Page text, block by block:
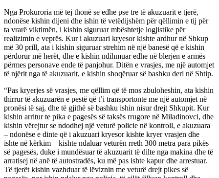
Nga Prokuroria më tej thonë se edhe pse tre të akuzuarit e tjerë,
ndonëse kishin dijeni dhe ishin të vetëdijshëm për qëllimin e tij për
ta vrarë viktimën, i kishin siguruar mbështetje logjistike për
realizimin e veprës. Kur i akuzuari kryesor kishte ardhur në Shkup
më 30 prill, ata i kishin siguruar strehim në një banesë që e kishin
përdorur më herët, dhe e kishin ndihmuar edhe në blerjen e armës
përmes personave ende të panjohur. Ditën e vrasjes, me një automjet
të njërit nga të akuzuarit, e kishin shoqëruar së bashku deri në Shtip.
“Pas kryerjes së vrasjes, me qëllim që të mos zbuloheshin, ata kishin
thirrur të akuzuarën e pestë që t’i transportonte me një automjet në
pronësi të saj, dhe të gjithë së bashku ishin nisur drejt Shkupit. Kur
kishin arritur te pika e pagesës së taksës rrugore në Miladinovci, dhe
kishin vërejtur se ndodhej një veturë policie në kontroll, e akuzuara
– ndonëse e dinte që i akuzuari kryesor kishte kryer vrasjen dhe
ishte në kërkim – kishte ndaluar veturën rreth 300 metra para pikës
së pagesës, duke i mundësuar të akuzuarit të dilte nga makina dhe të
arratisej në anë të autostradës, ku më pas ishte kapur dhe arrestuar.
Të tjerët kishin vazhduar të lëviznin me veturë drejt pikes së